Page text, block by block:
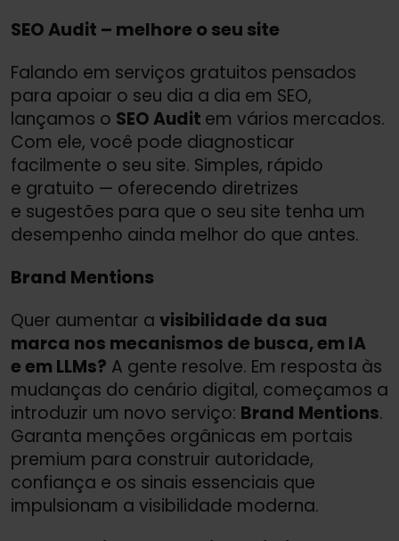
SEO Audit – melhore o seu site
Falando em serviços gratuitos pensados
para apoiar o seu dia a dia em SEO,
lançamos o SEO Audit em vários mercados.
Com ele, você pode diagnosticar
facilmente o seu site. Simples, rápido
e gratuito — oferecendo diretrizes
e sugestões para que o seu site tenha um
desempenho ainda melhor do que antes.
Brand Mentions
Quer aumentar a visibilidade da sua
marca nos mecanismos de busca, em IA
e em LLMs? A gente resolve. Em resposta às
mudanças do cenário digital, começamos a
introduzir um novo serviço: Brand Mentions.
Garanta menções orgânicas em portais
premium para construir autoridade,
confiança e os sinais essenciais que
impulsionam a visibilidade moderna.